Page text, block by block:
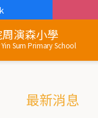
演森小學
Yin Sum Primary School
最新消息